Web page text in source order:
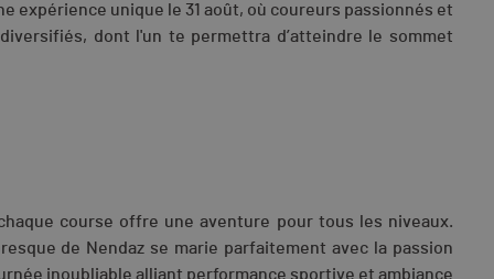
expérience unique le 31 août, où coureurs passionnés et
dont l'un te permettra d’atteindre le sommet
course offre une aventure pour tous les niveaux.
de Nendaz se marie parfaitement avec la passion
inoubliable alliant performance sportive et ambiance